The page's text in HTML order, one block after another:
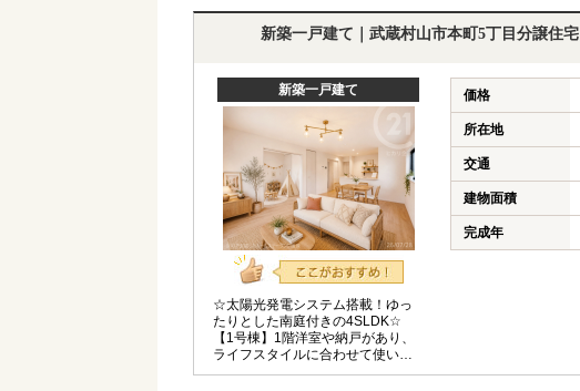
新築一戸建て｜武蔵村山市本町5丁目分譲住宅
新築一戸建て
☆太陽光発電システム搭載！ゆっ
たりとした南庭付きの4SLDK☆
【1号棟】1階洋室や納戸があり、
ライフスタイルに合わせて使いや
すい住まい♪ ◆住宅性能評価書W取
価格
所在地
交通
建物面積
完成年